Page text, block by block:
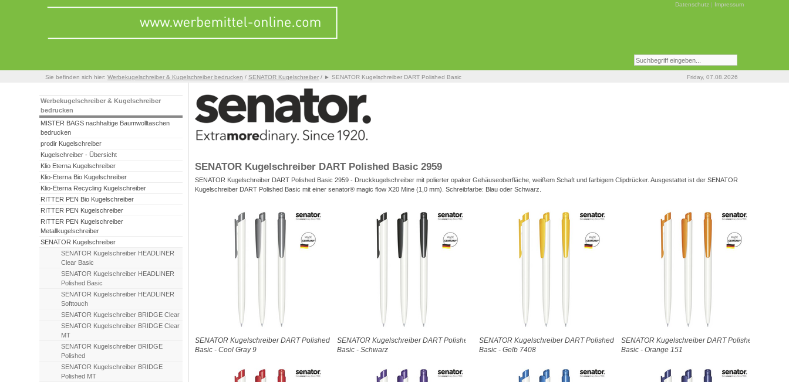
Datenschutz | Impressum
Sie befinden sich hier: Werbekugelschreiber & Kugelschreiber bedrucken / SENATOR Kugelschreiber / ► SENATOR Kugelschreiber DART Polished Basic Friday, 07.08.2026
SENATOR Kugelschreiber DART Polished Basic 2959
SENATOR Kugelschreiber DART Polished Basic 2959 - Druckkugelschreiber mit polierter opaker Gehäuseoberfläche, weißem Schaft und farbigem Clipdrücker. Ausgestattet ist der SENATOR
Kugelschreiber DART Polished Basic mit einer senator® magic flow X20 Mine (1,0 mm). Schreibfarbe: Blau oder Schwarz.
SENATOR Kugelschreiber DART Polished
Basic - Cool Gray 9
SENATOR Kugelschreiber DART Polished
Basic - Schwarz
SENATOR Kugelschreiber DART Polished
Basic - Gelb 7408
SENATOR Kugelschreiber DART Polished
Basic - Orange 151
Werbekugelschreiber & Kugelschreiber
bedrucken
MISTER BAGS nachhaltige Baumwolltaschen
bedrucken
prodir Kugelschreiber
Kugelschreiber - Übersicht
Klio Eterna Kugelschreiber
Klio-Eterna Bio Kugelschreiber
Klio-Eterna Recycling Kugelschreiber
RITTER PEN Bio Kugelschreiber
RITTER PEN Kugelschreiber
RITTER PEN Kugelschreiber
Metallkugelschreiber
SENATOR Kugelschreiber
SENATOR Kugelschreiber HEADLINER
Clear Basic
SENATOR Kugelschreiber HEADLINER
Polished Basic
SENATOR Kugelschreiber HEADLINER
Softtouch
SENATOR Kugelschreiber BRIDGE Clear
SENATOR Kugelschreiber BRIDGE Clear
MT
SENATOR Kugelschreiber BRIDGE
Polished
SENATOR Kugelschreiber BRIDGE
Polished MT